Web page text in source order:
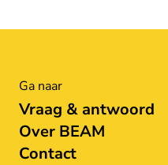
Ga naar
Vraag & antwoord
Over BEAM
Contact